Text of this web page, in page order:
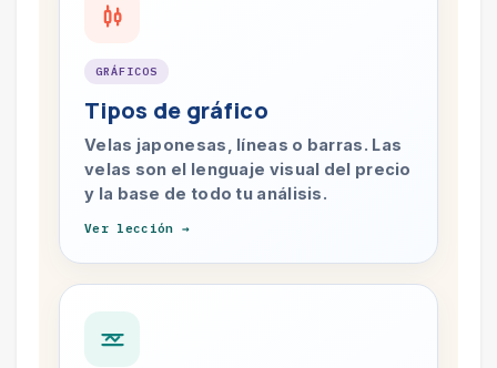
GRÁFICOS
Tipos de gráfico
Velas japonesas, líneas o barras. Las
velas son el lenguaje visual del precio
y la base de todo tu análisis.
Ver lección →